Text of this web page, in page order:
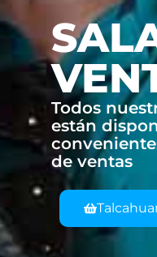
Todos
están
de ventas